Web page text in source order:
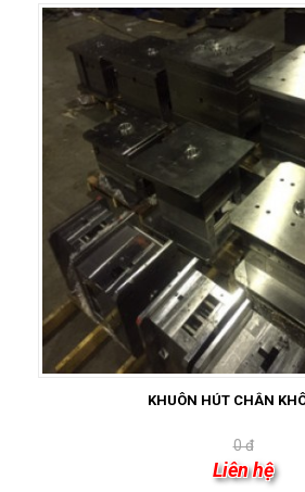
KHUÔN HÚT CHÂN
0 đ
Liên hệ